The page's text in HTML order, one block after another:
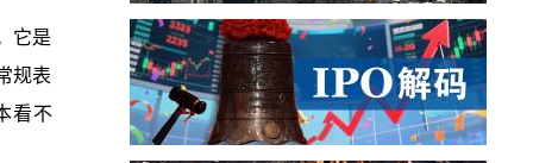
它是
规表
看不